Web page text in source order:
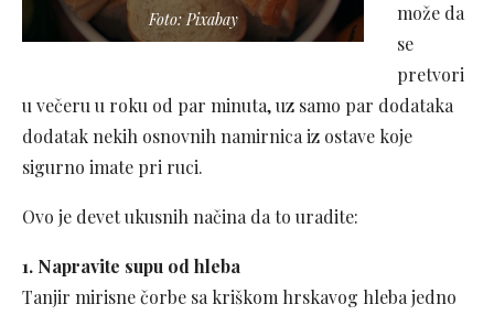
Foto: Pixabay
može da
se
pretvori
u večeru u roku od par minuta, uz samo par dodataka
dodatak nekih osnovnih namirnica iz ostave koje
sigurno imate pri ruci.
Ovo je devet ukusnih načina da to uradite:
1. Napravite supu od hleba
Tanjir mirisne čorbe sa kriškom hrskavog hleba jedno